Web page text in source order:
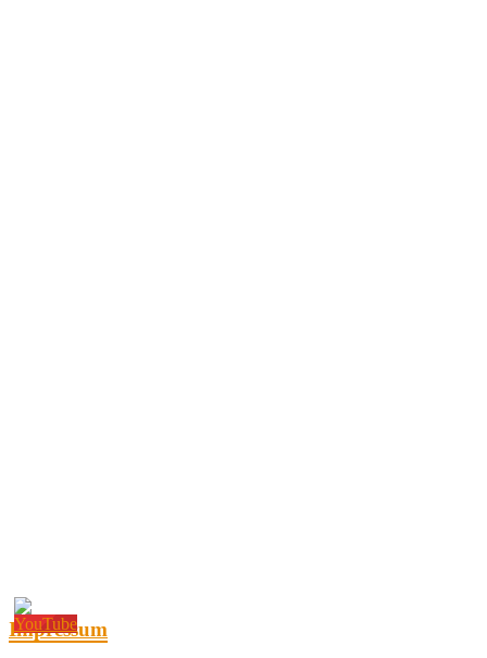
Impressum